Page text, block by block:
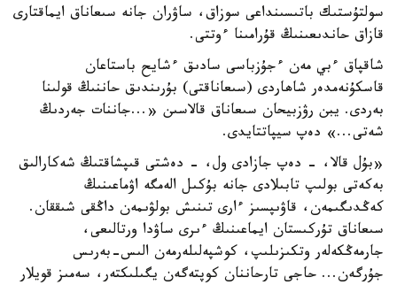
سولتۇستىك باتىسىنداعى سوزاق، ساۋران جانە سىعاناق ايماقتارى
قازاق حاندىعىنىڭ قۇرامىنا ءوتتى.
شاقپاق ءبي مەن ءجۇزباسى سادىق ءشايح باستاعان
قاسكۇنەمدەر شاھاردى (سىعاناقتى) بۇرىندىق حاننىڭ قولىنا
بەردى. يبن رۋزبيحان سىعاناق قالاسىن «...جاننات جەردىڭ
شەتى...» دەپ سيپاتتايدى.
«بۇل قالا، - دەپ جازادى ول، - دەشتى قىپشاقتىڭ شەكارالىق
بەكەتى بولىپ تابىلادى جانە بۇكىل الەمگە اۋماعىنىڭ
كەڭدىگىمەن، قاۋىپسىز ءارى تىنىش بولۋىمەن داڭقى شىققان.
سىعاناق تۇركىستان ايماعىنىڭ ءىرى ساۋدا ورتالىعى،
جارمەڭكەلەر وتكىزىلىپ، كوشپەلىلەرمەن الىس-بەرىس
جۇرگەن... حاجى تارحاننان كوپتەگەن يگىلىكتەر، سەمىز قويلار